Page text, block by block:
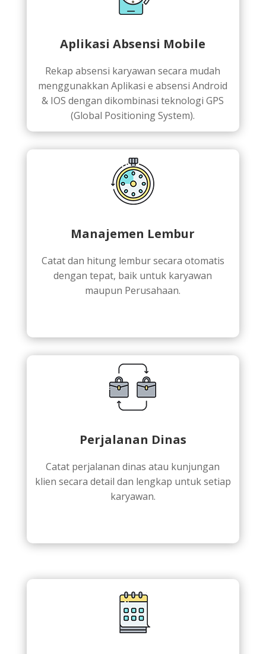
Aplikasi Absensi Mobile
Rekap absensi karyawan secara mudah
menggunakkan Aplikasi e absensi Android
& IOS dengan dikombinasi teknologi GPS
(Global Positioning System).
Manajemen Lembur
Catat dan hitung lembur secara otomatis
dengan tepat, baik untuk karyawan
maupun Perusahaan.
Perjalanan Dinas
Catat perjalanan dinas atau kunjungan
klien secara detail dan lengkap untuk setiap
karyawan.